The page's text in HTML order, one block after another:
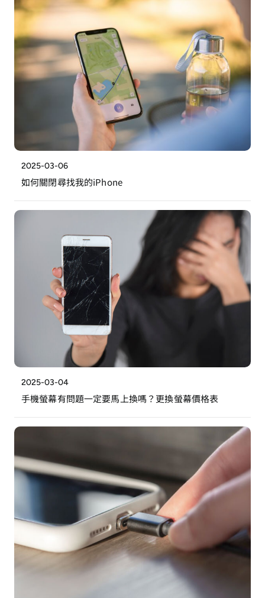
2025-03-06
如何關閉尋找我的iPhone
2025-03-04
手機螢幕有問題一定要馬上換嗎？更換螢幕價格表